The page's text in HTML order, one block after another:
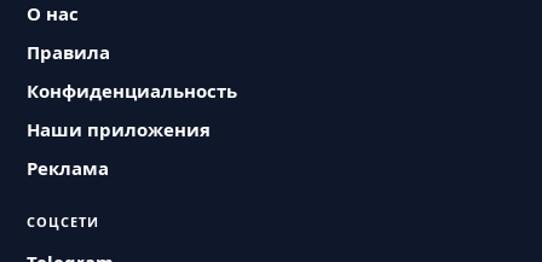
О нас
Правила
Конфиденциальность
Наши приложения
Реклама
СОЦСЕТИ